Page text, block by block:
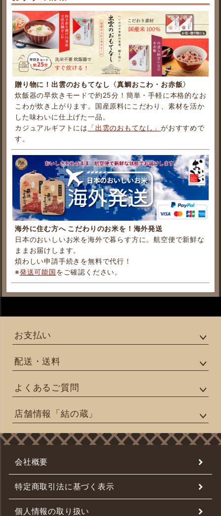
贈り物に！出雲のおもてなし〈真鯛おこわ・お赤飯〉
炊飯器の早炊きモードで約25分！簡単・手軽に本格的なお
こわが炊き上がります。国産原料にこだわり、素材を活か
した味わいに仕上げた一品。
カジュアルギフトには 「出雲のおもてなし」がおすすめで
す。
海外に住む方へ こだわりのお米を！海外発送
日本のおいしいお米を海外で暮らす方に。航空便で新鮮な
ままお届けします。
煩わしい申請手続きを無料で代行！
※発送可能国をご確認ください。
お支払い
配送・送料
よくあるご質問
店舗情報「結の蔵」
会社概要
特定商取引法に基づく表示
個人情報の取り扱い